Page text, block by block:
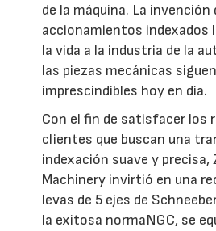
de la máquina. La invención
accionamientos indexados
la vida a la industria de la
las piezas mecánicas
imprescindibles hoy en día.
Con el fin de satisfacer los
clientes que buscan una
indexación suave y precisa,
Machinery invirtió en una
levas de 5 ejes de
la exitosa normaNGC, se